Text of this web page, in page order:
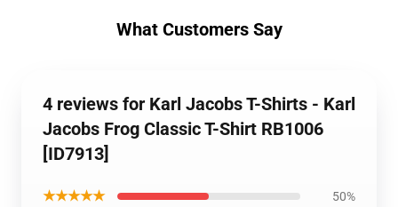
What Customers Say
4 reviews for Karl Jacobs T-Shirts - Karl
Jacobs Frog Classic T-Shirt RB1006
[ID7913]
★★★★★ 50%